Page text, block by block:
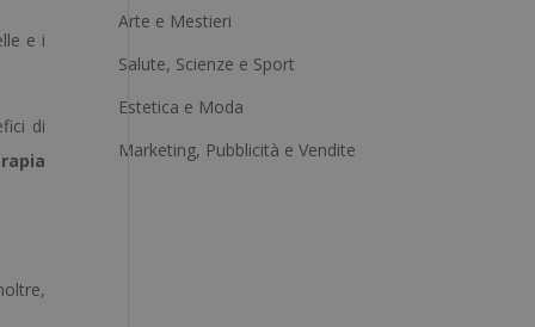
e i
di
n
a
v
Arte e Mestieri
Salute, Scienze e Sport
Estetica e Moda
Marketing, Pubblicità e Vendite